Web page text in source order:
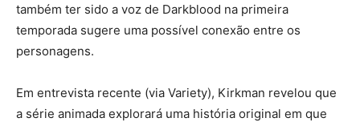
também ter sido a voz de Darkblood na primeira
temporada sugere uma possível conexão entre os
personagens.
Em entrevista recente (via Variety), Kirkman revelou que
a série animada explorará uma história original em que